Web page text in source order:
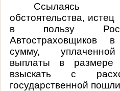
Ссылаясь
обстоятельства,
в пользу
Автостраховщиков
сумму,
выплаты в
взыскать с
государственной